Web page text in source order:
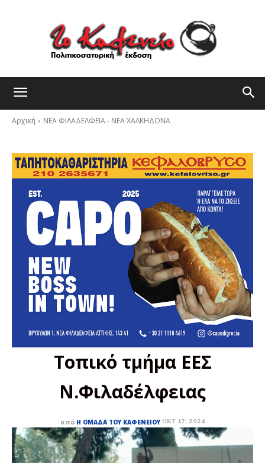
Αρχική ΝΕΑ ΦΙΛΑΔΕΛΦΕΙΑ - ΝΕΑ ΧΑΛΚΗΔΟΝΑ
Τοπικό τμήμα ΕΕΣ
Ν.Φιλαδέλφειας
από Η ΟΜΆΔΑ ΤΟΥ ΚΑΦΕΝΕΊΟΥ ΟΚΤ 17, 2024